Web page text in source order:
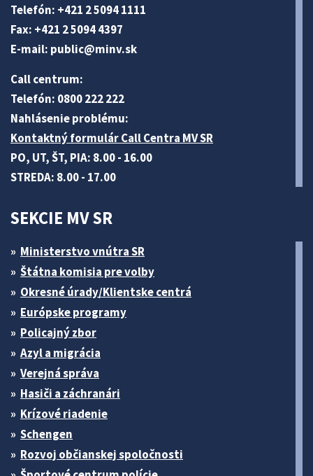
Telefón: +421 2 5094 1111
Fax: +421 2 5094 4397
E-mail: public@minv.sk
Call centrum:
Telefón: 0800 222 222
Nahlásenie problému:
Kontaktný formulár Call Centra MV SR
PO, UT, ŠT, PIA: 8.00 - 16.00
STREDA: 8.00 - 17.00
SEKCIE MV SR
Ministerstvo vnútra SR
Štátna komisia pre volby
Okresné úrady/Klientske centrá
Európske programy
Policajný zbor
Azyl a migrácia
Verejná správa
Hasiči a záchranári
Krízové riadenie
Schengen
Rozvoj občianskej spoločnosti